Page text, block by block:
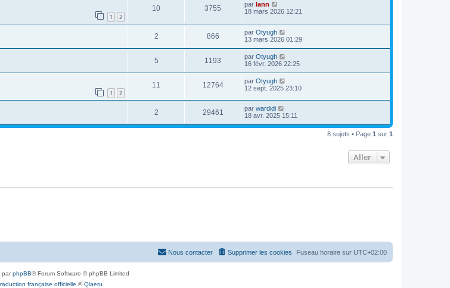
1 2
10 3755 par lann
18 mars 2026 12:21
2 866 par Otyugh
13 mars 2026 01:29
5 1193 par Otyugh
16 févr. 2026 22:25
1 2
11 12764 par Otyugh
12 sept. 2025 23:10
2 29461 par wardidi
18 avr. 2025 15:11
8 sujets • Page 1 sur 1
Aller
Fuseau horaire sur UTC+02:00
Supprimer les cookies
Nous contacter
parphpBB® Forum Software © phpBB Limited
française officielle ©Qiaeru